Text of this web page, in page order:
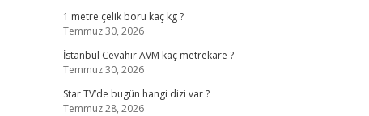
1 metre çelik boru kaç kg ?
Temmuz 30, 2026
İstanbul Cevahir AVM kaç metrekare ?
Temmuz 30, 2026
Star TV’de bugün hangi dizi var ?
Temmuz 28, 2026